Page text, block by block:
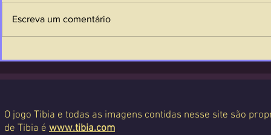
Escreva um comentário
O jogo Tibia e todas as imagens contidas nesse site são
de Tibia é www.tibia.com